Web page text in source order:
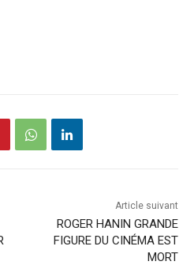
Article suivant
ROGER HANIN GRANDE
FIGURE DU CINÉMA EST
MORT